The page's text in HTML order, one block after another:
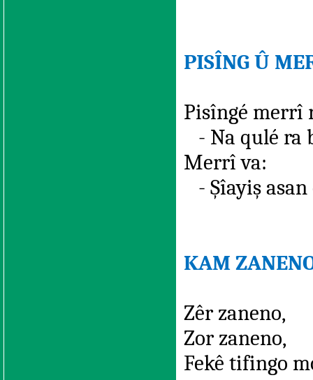
PISÎNG Û
Pisîngé merrî
- Na qulé ra
Merrî va:
- Şîayiş
KAM
Zêr zaneno,
Zor zaneno,
Fekê tifingo